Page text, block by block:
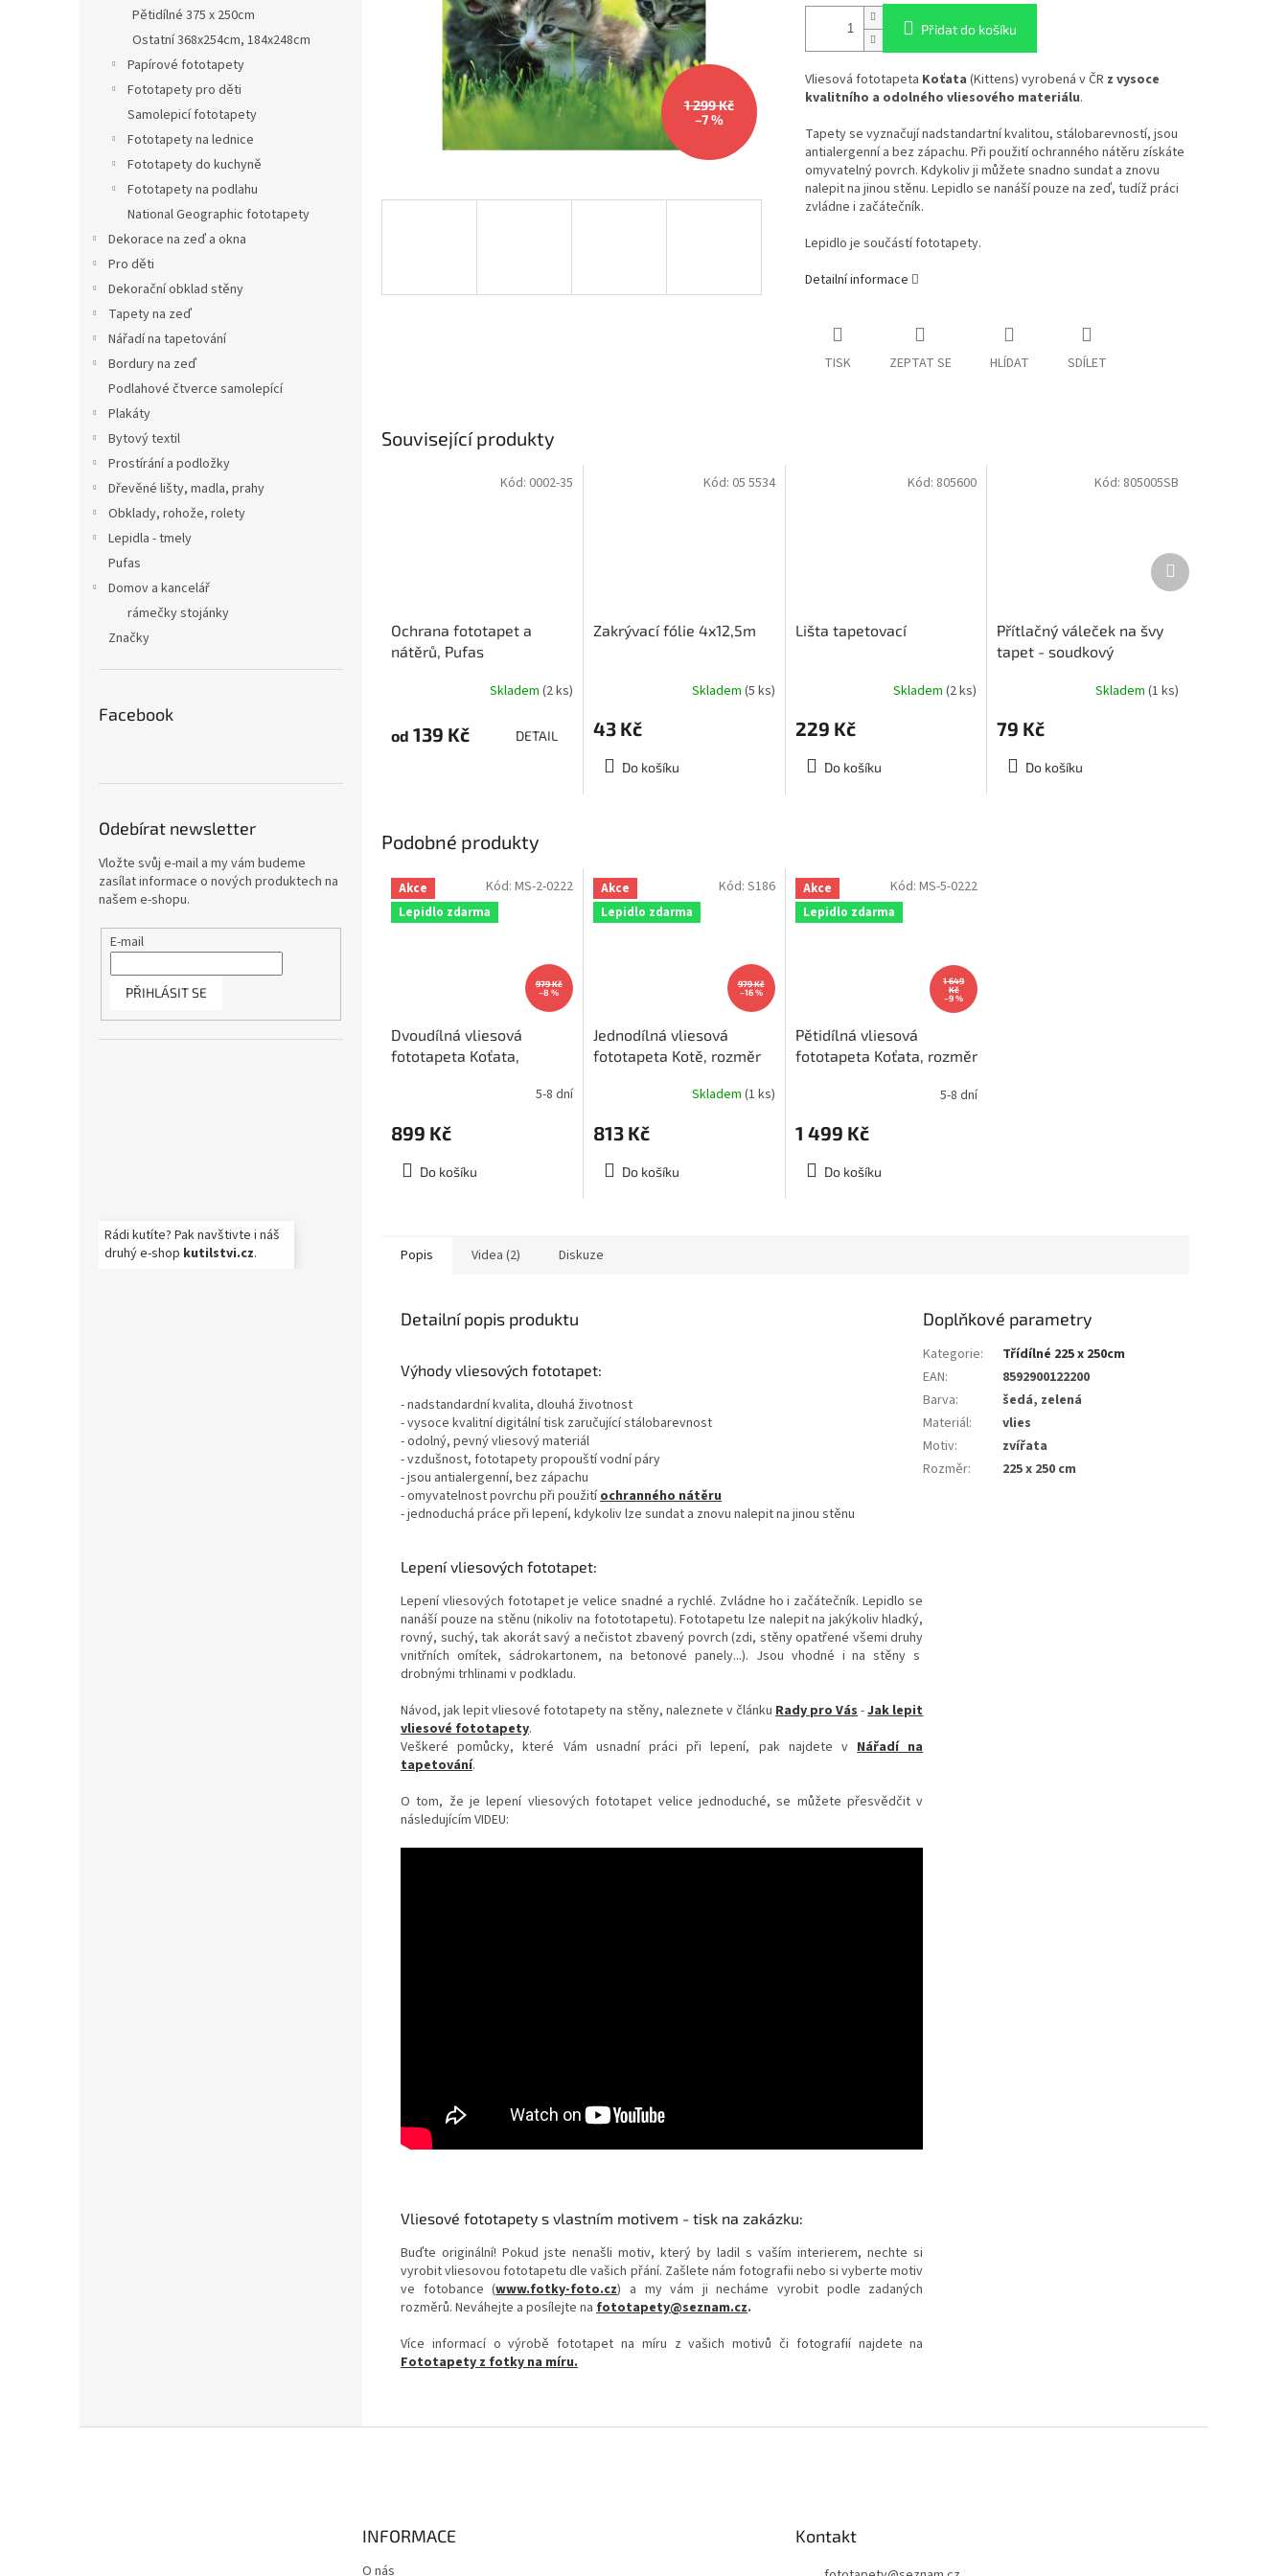
Pětidílné 375 x 250cm
Ostatní 368x254cm, 184x248cm
Papírové fototapety
Fototapety pro děti
Samolepicí fototapety
Fototapety na lednice
Fototapety do kuchyně
Fototapety na podlahu
National Geographic fototapety
Dekorace na zeď a okna
Pro děti
Dekorační obklad stěny
Tapety na zeď
Nářadí na tapetování
Bordury na zeď
Podlahové čtverce samolepící
Plakáty
Bytový textil
Prostírání a podložky
Dřevěné lišty, madla, prahy
Obklady, rohože, rolety
Lepidla - tmely
Pufas
Domov a kancelář
rámečky stojánky
Značky
Facebook
Odebírat newsletter
Vložte svůj e-mail a my vám budeme
zasílat informace o nových produktech na
našem e-shopu.
E-mail
PŘIHLÁSIT SE
Rádi kutíte? Pak navštivte i náš
druhý e-shop kutilstvi.cz.
1 299 Kč
–7 %
Přidat do košíku
Vliesová fototapeta Koťata (Kittens) vyrobená v ČR z vysoce
kvalitního a odolného vliesového materiálu.
Tapety se vyznačují nadstandartní kvalitou, stálobarevností, jsou
antialergenní a bez zápachu. Při použití ochranného nátěru získáte
omyvatelný povrch. Kdykoliv ji můžete snadno sundat a znovu
nalepit na jinou stěnu. Lepidlo se nanáší pouze na zeď, tudíž práci
zvládne i začátečník.
Lepidlo je součástí fototapety.
Detailní informace
TISK ZEPTAT SE HLÍDAT SDÍLET
Související produkty
Ochrana fototapet a
nátěrů, Pufas
Skladem (2 ks)
od 139 Kč DETAIL
Kód: 0002-35
Zakrývací fólie 4x12,5m
Skladem (5 ks)
43 Kč
Do košíku
Kód: 05 5534
Lišta tapetovací
produktu
1,7
Skladem(2 ks)
229 Kč
Do košíku
Kód: 805600
Přítlačný váleček na švy
tapet - soudkový
Skladem (1 ks)
79 Kč
Do košíku
Kód: 805005SB
Další
produkt
Podobné produkty
Akce
Lepidlo zdarma
979 Kč
–8 %
Dvoudílná vliesová
fototapeta Koťata,
5-8 dní
899 Kč
Do košíku
Kód: MS-2-0222
Akce
Lepidlo zdarma
979 Kč
–16 %
Jednodílná vliesová
fototapeta Kotě, rozměr
Skladem (1 ks)
813 Kč
Do košíku
Kód: S186
Akce
Lepidlo zdarma
1 649
Kč
–9 %
Pětidílná vliesová
fototapeta Koťata, rozměr
5-8 dní
1 499 Kč
Do košíku
Kód:MS-5-0222
Popis Videa (2) Diskuze
Detailní popis produktu
Výhody vliesových fototapet:
- nadstandardní kvalita, dlouhá životnost
- vysoce kvalitní digitální tisk zaručující stálobarevnost
- odolný, pevný vliesový materiál
- vzdušnost, fototapety propouští vodní páry
- jsou antialergenní, bez zápachu
- omyvatelnost povrchu při použitíochranného nátěru
- jednoduchá práce při lepení, kdykoliv lze sundat a znovu nalepit na jinou stěnu
Lepení vliesových fototapet:
Lepení vliesových fototapet je velice snadné a rychlé. Zvládne ho i začátečník. Lepidlo se
nanáší pouze na stěnu (nikoliv na fotototapetu). Fototapetu lze nalepit na jakýkoliv hladký,
rovný, suchý, tak akorát savý a nečistot zbavený povrch (zdi, stěny opatřené všemi druhy
vnitřních omítek, sádrokartonem, na betonové panely...). Jsou vhodné i na stěny s
drobnými trhlinami v podkladu.
Návod, jak lepit vliesové fototapety na stěny, naleznete v článku Rady pro Vás-Jak lepit
vliesové fototapety.
Veškeré pomůcky, které Vám usnadní práci při lepení, pak najdete vNářadí na
tapetování.
O tom, že je lepení vliesových fototapet velice jednoduché, se můžete přesvědčit v
následujícím VIDEU:
Vliesové fototapety s vlastním motivem - tisk na zakázku:
Buďte originální! Pokud jste nenašli motiv, který by ladil s vaším interierem, nechte si
vyrobit vliesovou fototapetu dle vašich přání. Zašlete nám fotografii nebo si vyberte motiv
ve fotobance (www.fotky-foto.cz) a my vám ji necháme vyrobit podle zadaných
rozměrů. Neváhejte a posílejte na fototapety@seznam.cz.
Více informací o výrobě fototapet na míru z vašich motivů či fotografií najdete na
Fototapety z fotky na míru.
Doplňkové parametry
Kategorie:
Třídílné 225 x 250cm
EAN:
8592900122200
Barva:
šedá, zelená
Materiál:
vlies
Motiv:
zvířata
Rozměr: 225 x 250 cm
INFORMACE
O nás
Kontakt